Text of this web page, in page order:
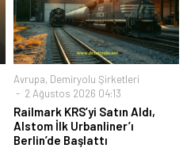
Avrupa, Demiryolu Şirketleri
2 Ağustos 2026 04:13
Railmark KRS’yi Satın Aldı,
Alstom İlk Urbanliner’ı
Berlin’de Başlattı